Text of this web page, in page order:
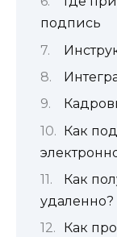
подпись
Как
Как
удаленно?
Как